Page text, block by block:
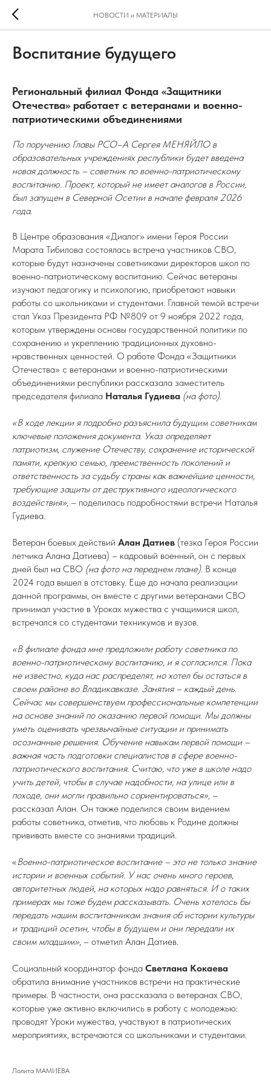
НОВОСТИ и МАТЕРИАЛЫ
Воспитание будущего
Региональный филиал Фонда «Защитники
Отечества» работает с ветеранами и военно-
патриотическими объединениями
По поручению Главы РСО–А Сергея МЕНЯЙЛО в
образовательных учреждениях республики будет введена
новая должность – советник по военно-патриотическому
воспитанию. Проект, который не имеет аналогов в России,
был запущен в Северной Осетии в начале февраля 2026
года.
В Центре образования «Диалог» имени Героя России
Марата Тибилова состоялась встреча участников СВО,
которые будут назначены советниками директоров школ по
военно-патриотическому воспитанию. Сейчас ветераны
изучают педагогику и психологию, приобретают навыки
работы со школьниками и студентами. Главной темой встречи
стал Указ Президента РФ №809 от 9 ноября 2022 года,
которым утверждены основы государственной политики по
сохранению и укреплению традиционных духовно-
нравственных ценностей. О работе Фонда «Защитники
Отечества» с ветеранами и военно-патриотическими
объединениями республики рассказала заместитель
председателя филиала Наталья Гудиева (на фото).
«В ходе лекции я подробно разъяснила будущим советникам
ключевые положения документа. Указ определяет
патриотизм, служение Отечеству, сохранение исторической
памяти, крепкую семью, преемственность поколений и
ответственность за судьбу страны как важнейшие ценности,
требующие защиты от деструктивного идеологического
воздействия», – поделилась подробностями встречи Наталья
Гудиева.
Ветеран боевых действий Алан Датиев (тезка Героя России
летчика Алана Датиева) – кадровый военный, он с первых
дней был на СВО (на фото на переднем плане). В конце
2024 года вышел в отставку. Еще до начала реализации
данной программы, он вместе с другими ветеранами СВО
принимал участие в Уроках мужества с учащимися школ,
встречался со студентами техникумов и вузов.
«В филиале фонда мне предложили работу советника по
военно-патриотическому воспитанию, и я согласился. Пока
не известно, куда нас распределят, но хотел бы остаться в
своем районе во Владикавказе. Занятия – каждый день.
Сейчас мы совершенствуем профессиональные компетенции
на основе знаний по оказанию первой помощи. Мы должны
уметь оценивать чрезвычайные ситуации и принимать
осознанные решения. Обучение навыкам первой помощи –
важная часть подготовки специалистов в сфере военно-
патриотического воспитания. Считаю, что уже в школе надо
учить детей, чтобы в случае надобности, на улице или в
походе, они могли правильно сориентироваться», –
рассказал Алан. Он также поделился своим видением
работы советника, отметив, что любовь к Родине должны
прививать вместе со знаниями традиций.
«Военно-патриотическое воспитание – это не только знание
истории и военных событий. У нас очень много героев,
авторитетных людей, на которых надо равняться. И о таких
примерах мы тоже будем рассказывать. Очень хотелось бы
передать нашим воспитанникам знания об истории культуры
и традиций осетин, чтобы в будущем и они передали их
своим младшим», – отметил Алан Датиев.
Социальный координатор фонда Светлана Кокаева
обратила внимание участников встречи на практические
примеры. В частности, она рассказала о ветеранах СВО,
которые уже активно включились в работу с молодежью:
проводят Уроки мужества, участвуют в патриотических
мероприятиях, встречаются со школьниками и студентами.
Лолита МАМИЕВА